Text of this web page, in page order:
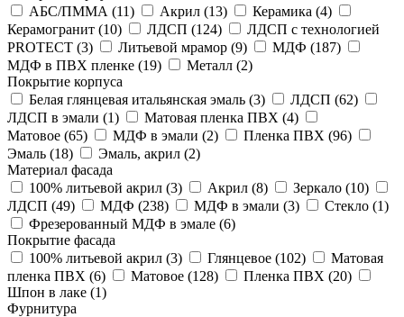
АБС/ПММА (11) Акрил (13) Керамика (4)
Керамогранит (10) ЛДСП (124)
ЛДСП с технологией
PROTECT (3) Литьевой мрамор (9) МДФ (187)
МДФ в ПВХ пленке (19) Металл (2)
Покрытие корпуса
Белая глянцевая итальянская эмаль (3) ЛДСП (62)
ЛДСП в эмали (1) Матовая пленка ПВХ (4)
Матовое (65) МДФ в эмали (2) Пленка ПВХ (96)
Эмаль (18) Эмаль, акрил (2)
Материал фасада
100% литьевой акрил (3) Акрил (8) Зеркало (10)
ЛДСП (49) МДФ (238) МДФ в эмали (3) Стекло (1)
Фрезерованный МДФ в эмале (6)
Покрытие фасада
100% литьевой акрил (3) Глянцевое (102)
Матовая
пленка ПВХ (6) Матовое (128) Пленка ПВХ (20)
Шпон в лаке (1)
Фурнитура